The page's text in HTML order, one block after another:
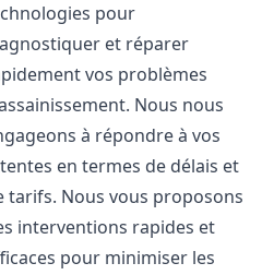
pour
et réparer
vos problèmes
Nous nous
à répondre à vos
en termes de délais et
tarifs. Nous vous proposons
interventions rapides et
pour minimiser les